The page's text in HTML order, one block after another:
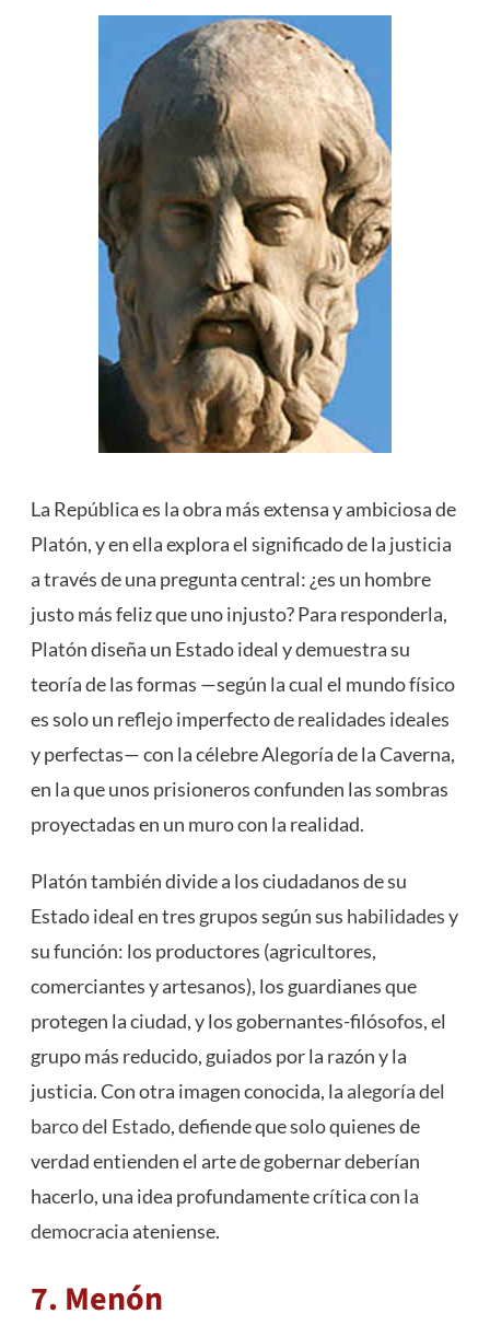
La República es la obra más extensa y ambiciosa de
Platón, y en ella explora el significado de la justicia
a través de una pregunta central: ¿es un hombre
justo más feliz que uno injusto? Para responderla,
Platón diseña un Estado ideal y demuestra su
teoría de las formas —según la cual el mundo físico
es solo un reflejo imperfecto de realidades ideales
y perfectas— con la célebre Alegoría de la Caverna,
en la que unos prisioneros confunden las sombras
proyectadas en un muro con la realidad.
Platón también divide a los ciudadanos de su
Estado ideal en tres grupos según sus habilidadesy
su función: los productores (agricultores,
comerciantes y artesanos), los guardianes que
protegen la ciudad, y los gobernantes-filósofos, el
grupo más reducido, guiados por la razón y la
justicia. Con otra imagen conocida, la alegoría del
barco del Estado, defiende que solo quienes de
verdad entienden el arte de gobernar deberían
hacerlo, una idea profundamente crítica con la
democraciaateniense.
7. Menón